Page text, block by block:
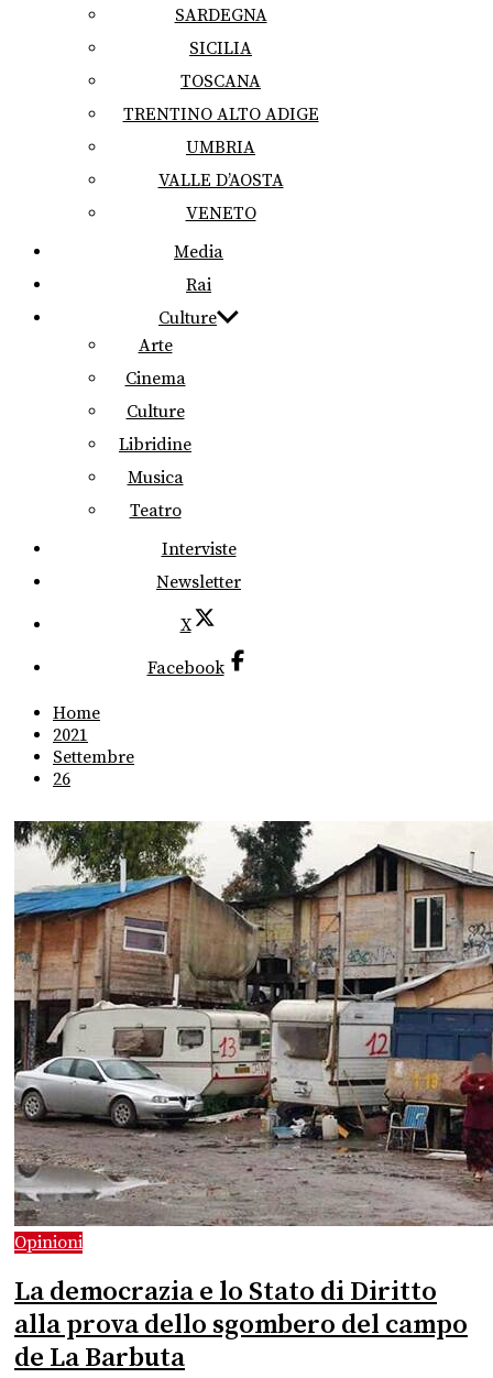
SARDEGNA
SICILIA
TOSCANA
TRENTINO ALTO ADIGE
UMBRIA
VALLE D’AOSTA
VENETO
Media
Rai
Culture
Arte
Cinema
Culture
Libridine
Musica
Teatro
Interviste
Newsletter
X
Facebook
Home
2021
Settembre
26
Opinioni
La democrazia e lo Stato di Diritto
alla prova dello sgombero del campo
de La Barbuta